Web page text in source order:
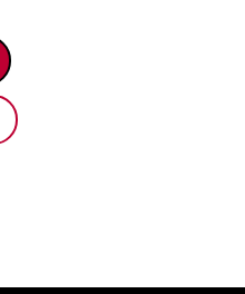
5
ОПЛАЧЕН